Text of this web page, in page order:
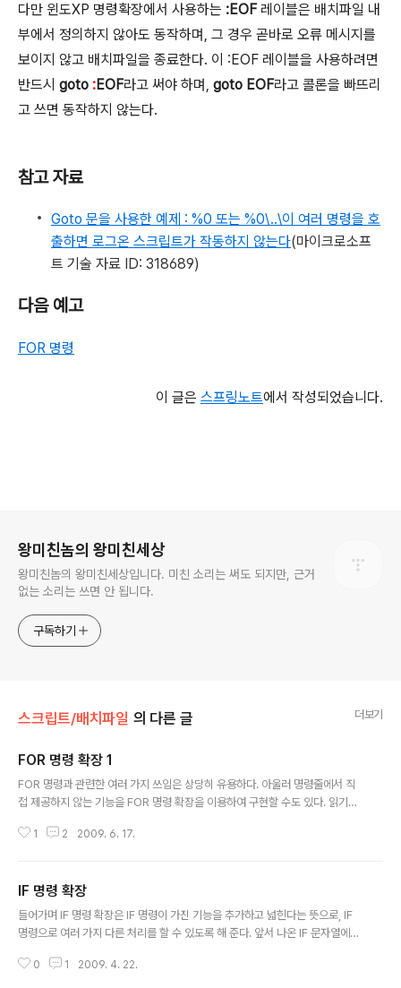
다만 윈도XP 명령확장에서 사용하는 :EOF레이블은 배치파일 내
부에서 정의하지 않아도 동작하며, 그 경우 곧바로 오류 메시지를
보이지 않고 배치파일을 종료한다. 이 :EOF 레이블을 사용하려면
반드시 goto :EOF라고 써야 하며, goto EOF라고 콜론을 빠뜨리
고 쓰면 동작하지 않는다.
참고 자료
Goto 문을 사용한 예제 : %0 또는 %0\..\이 여러 명령을 호
출하면 로그온 스크립트가 작동하지 않는다(마이크로소프
트 기술 자료 ID: 318689)
다음 예고
FOR 명령
이 글은 스프링노트에서 작성되었습니다.
왕미친놈의 왕미친세상
왕미친놈의 왕미친세상입니다. 미친 소리는 써도 되지만, 근거
없는 소리는 쓰면 안 됩니다.
구독하기
스크립트/배치파일 의 다른 글 더보기
FOR 명령 확장 1
FOR 명령과 관련한 여러 가지 쓰임은 상당히 유용하다. 아울러 명령줄에서 직
접 제공하지 않는 기능을 FOR 명령 확장을 이용하여 구현할 수도 있다. 읽기에
둘 가운데 하나를 선택해야 한다. 예컨대 {%% | %}와 같은 경우 %%와 % 가
에 와일드카드(* 및 ?)를 포함하면 지정된 명령은 지정된 디렉터리의 파일 집합
대신 집합과 일치하는 각 디렉터리에 대해 실행됩니다. 구문은 다음과 같습니
다. FOR /D {%% | %}변수 IN (집합) DO 명령 [명령-매개 변..
1 2 2009. 6. 17.
IF 명령 확장
들어가며 IF 명령 확장은 IF 명령이 가진 기능을 추가하고 넓힌다는 뜻으로, IF
명령으로 여러 가지 다른 처리를 할 수 있도록 해 준다. 앞서 나온 IF 문자열에서
다. 대부분 IF 문자열 기능에 포함되어 있고, 여기에서는 IF 문자열에서 설명하
0 1 2009. 4. 22.